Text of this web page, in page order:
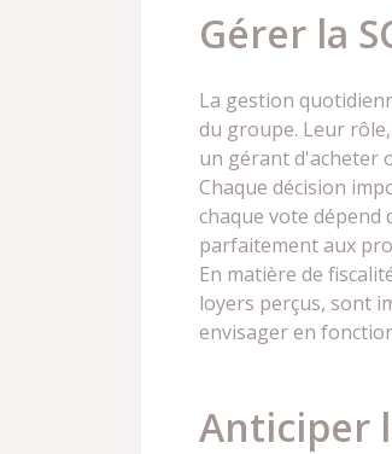
Gérer la
La gestion
du groupe. Leur
un gérant d'acheter
Chaque décision
chaque vote dépend
parfaitement aux
En matière de
loyers perçus, sont
envisager en
Anticiper